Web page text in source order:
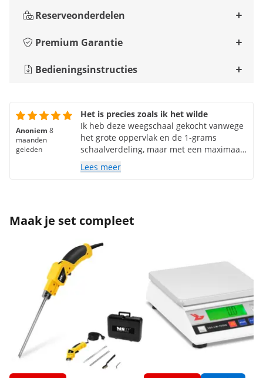
Reserveonderdelen
Premium Garantie
Bedieningsinstructies
Anoniem 8
maanden
geleden
Het is precies zoals ik het wilde
Ik heb deze weegschaal gekocht vanwege
het grote oppervlak en de 1-grams
schaalverdeling, maar met een maximaal
zeer tevreden over; hij weegt goed en ik
geprobeerd, omdat ik die functies niet
uitstekend!
Lees meer
Maak je set compleet